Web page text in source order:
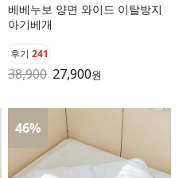
베베누보 양면 와이드 이탈방지
아기베개
후기 241
38,900 27,900원
46%